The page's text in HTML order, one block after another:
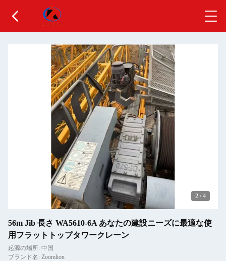
2 / 4
56m Jib 長さ WA5610-6A あなたの建設ニーズに最適な使
用フラットトップタワークレーン
起源の場所: 中国
ブランド名: Zoomlion